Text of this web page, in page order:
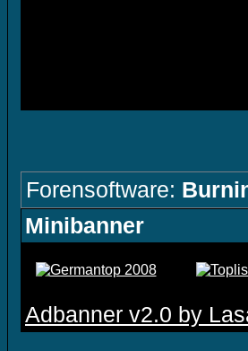
Forensoftware:
Minibanner
Adbanner v2.0 by